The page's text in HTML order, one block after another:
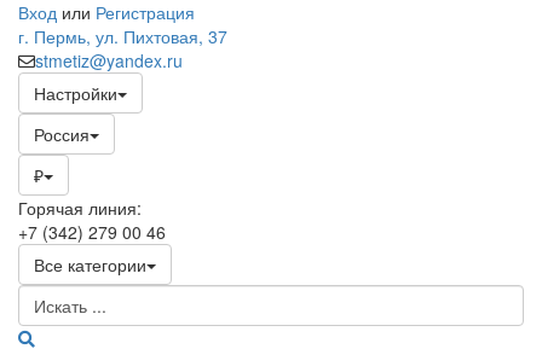
Вход или Регистрация
г. Пермь, ул. Пихтовая, 37
stmetiz@yandex.ru
Настройки
Россия
₽
Горячая линия:
+7 (342) 279 00 46
Все категории